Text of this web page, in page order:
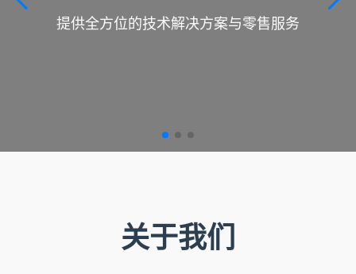
提供全方位的技术解决方案与零售服务
关于我们